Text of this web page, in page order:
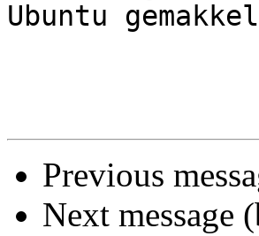
Ubuntu
Previous
Next message